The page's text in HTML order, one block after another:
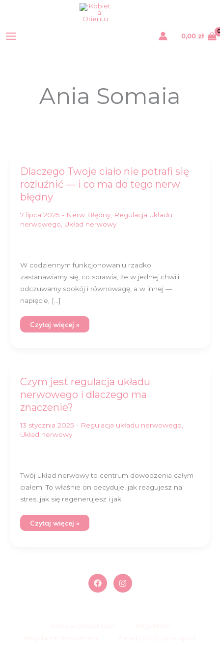
0,00 zł
Ania Somaia
Dlaczego Twoje ciało nie potrafi się
rozluźnić — i co ma do tego nerw
błędny
7 lipca 2025 - Nerw Błędny, Regulacja układu
nerwowego Układ nerwowy
W codziennym funkcjonowaniu rzadko
zastanawiamy się, co sprawia, że w jednej chwili
odczuwamy spokój i równowagę, a w innej —
napięcie, […]
Dlaczego
Twoje
ciało
nie
potrafi
się
—
i
co
Czytaj więcej »
Czym jest regulacja układu
nerwowego i dlaczego ma
znaczenie?
13 stycznia 2025 - Regulacja układu nerwowego
Układ nerwowy
Twój układ nerwowy to centrum dowodzenia całym
ciałem. To właśnie on decyduje, jak reagujesz na
stres, jak się regenerujesz i jak
Czym
jest
regulacja
układu
nerwowego
i
ma
znaczenie?
Czytaj więcej »